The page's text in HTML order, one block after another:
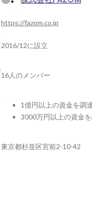
https://fazom.co.jp
2016/12に設立
16人のメンバー
1億円以上の資金を調
3000万円以上の資金
東京都杉並区宮前2-10-42